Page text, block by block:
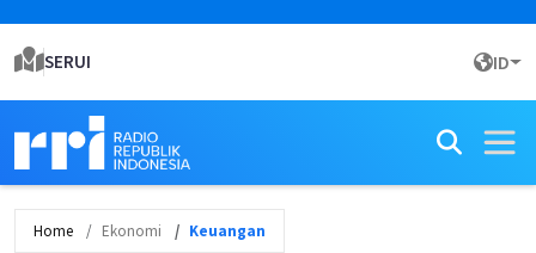
SERUI ID
Home Ekonomi Keuangan